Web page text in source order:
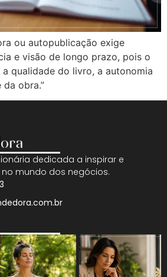
ou autopublicação exige
e visão de longo prazo, pois o
qualidade do livro, a autonomia
obra.”
dedicada a inspirar e
mundo dos negócios.